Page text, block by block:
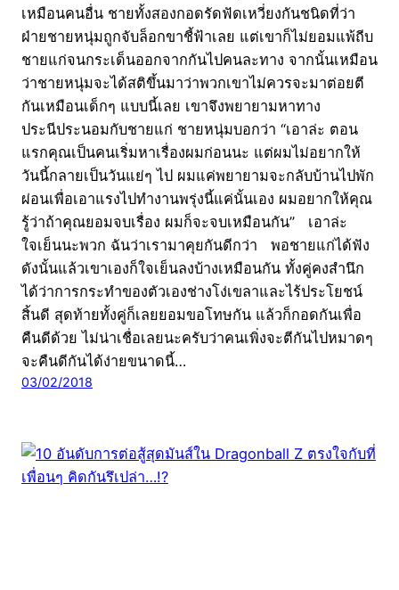
เหมือนคนอื่น ชายทั้งสองกอดรัดฟัดเหวี่ยงกันชนิดที่ว่า
ฝ่ายชายหนุ่มถูกจับล็อกขาชี้ฟ้าเลย แต่เขาก็ไม่ยอมแพ้ถีบ
ชายแก่จนกระเด็นออกจากกันไปคนละทาง จากนั้นเหมือน
ว่าชายหนุ่มจะได้สติขึ้นมาว่าพวกเขาไม่ควรจะมาต่อยตี
กันเหมือนเด็กๆ แบบนี้เลย เขาจึงพยายามหาทาง
ประนีประนอมกับชายแก่ ชายหนุ่มบอกว่า “เอาล่ะ ตอน
แรกคุณเป็นคนเริ่มหาเรื่องผมก่อนนะ แต่ผมไม่อยากให้
วันนี้กลายเป็นวันแย่ๆ ไป ผมแค่พยายามจะกลับบ้านไปพัก
ผ่อนเพื่อเอาแรงไปทำงานพรุ่งนี้แค่นั้นเอง ผมอยากให้คุณ
รู้ว่าถ้าคุณยอมจบเรื่อง ผมก็จะจบเหมือนกัน” เอาล่ะ
ใจเย็นนะพวก ฉันว่าเรามาคุยกันดีกว่า พอชายแก่ได้ฟัง
ดังนั้นแล้วเขาเองก็ใจเย็นลงบ้างเหมือนกัน ทั้งคู่คงสำนึก
ได้ว่าการกระทำของตัวเองช่างโง่เขลาและไร้ประโยชน์
สิ้นดี สุดท้ายทั้งคู่ก็เลยยอมขอโทษกัน แล้วก็กอดกันเพื่อ
คืนดีด้วย ไม่น่าเชื่อเลยนะครับว่าคนเพิ่งจะตีกันไปหมาดๆ
จะคืนดีกันได้ง่ายขนาดนี้…
03/02/2018